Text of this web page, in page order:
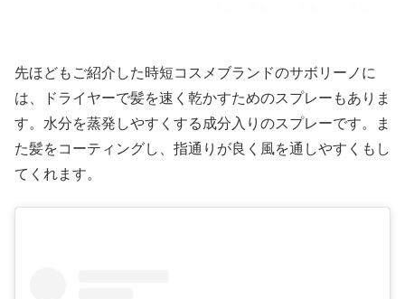
先ほどもご紹介した時短コスメブランドのサボリーノに
は、ドライヤーで髪を速く乾かすためのスプレーもありま
す。水分を蒸発しやすくする成分入りのスプレーです。ま
た髪をコーティングし、指通りが良く風を通しやすくもし
てくれます。